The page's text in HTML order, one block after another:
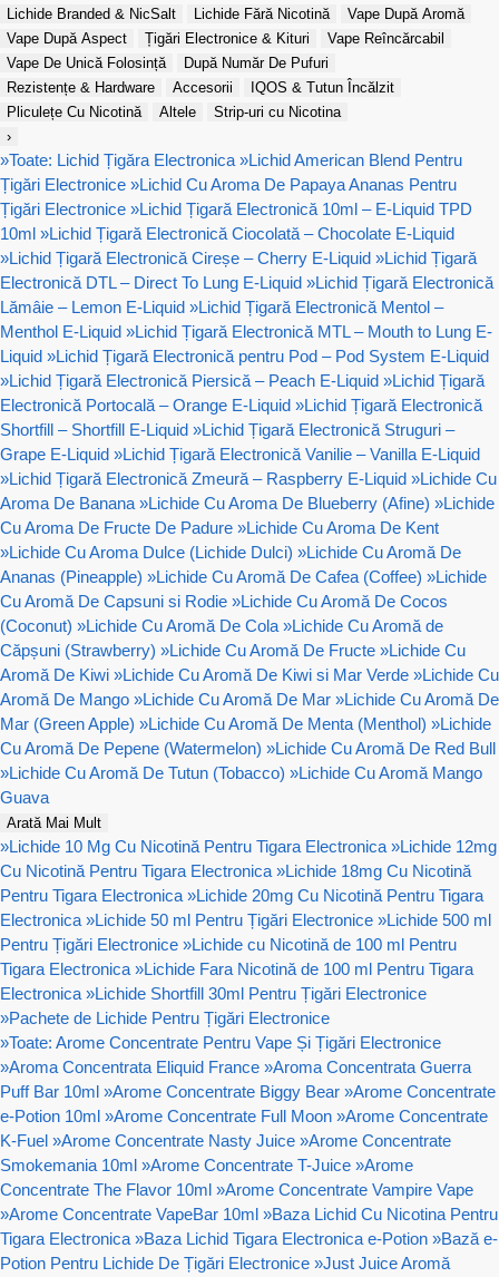
Lichide Branded & NicSalt
Lichide Fără Nicotină
Vape După Aromă
Vape După Aspect
Țigări Electronice & Kituri
Vape Reîncărcabil
Vape De Unică Folosință
După Număr De Pufuri
Rezistențe & Hardware
Accesorii
IQOS & Tutun Încălzit
Pliculețe Cu Nicotină
Altele
Strip-uri cu Nicotina
›
»Toate: Lichid Țigăra Electronica »Lichid American Blend Pentru
Țigări Electronice »Lichid Cu Aroma De Papaya Ananas Pentru
Țigări Electronice »Lichid Țigară Electronică 10ml – E-Liquid TPD
10ml »Lichid Țigară Electronică Ciocolată – Chocolate E-Liquid
»Lichid Țigară Electronică Cireșe – Cherry E-Liquid »Lichid Țigară
Electronică DTL – Direct To Lung E-Liquid »Lichid Țigară Electronică
Lămâie – Lemon E-Liquid »Lichid Țigară Electronică Mentol –
Menthol E-Liquid »Lichid Țigară Electronică MTL – Mouth to Lung E-
Liquid »Lichid Țigară Electronică pentru Pod – Pod System E-Liquid
»Lichid Țigară Electronică Piersică – Peach E-Liquid »Lichid Țigară
Electronică Portocală – Orange E-Liquid »Lichid Țigară Electronică
Shortfill – Shortfill E-Liquid »Lichid Țigară Electronică Struguri –
Grape E-Liquid »Lichid Țigară Electronică Vanilie – Vanilla E-Liquid
»Lichid Țigară Electronică Zmeură – Raspberry E-Liquid »Lichide Cu
Aroma De Banana »Lichide Cu Aroma De Blueberry (Afine) »Lichide
Cu Aroma De Fructe De Padure »Lichide Cu Aroma De Kent
»Lichide Cu Aroma Dulce (Lichide Dulci) »Lichide Cu Aromă De
Ananas (Pineapple) »Lichide Cu Aromă De Cafea (Coffee) »Lichide
Cu Aromă De Capsuni si Rodie »Lichide Cu Aromă De Cocos
(Coconut) »Lichide Cu Aromă De Cola »Lichide Cu Aromă de
Căpșuni (Strawberry) »Lichide Cu Aromă De Fructe »Lichide Cu
Aromă De Kiwi »Lichide Cu Aromă De Kiwi si Mar Verde »Lichide Cu
Aromă De Mango »Lichide Cu Aromă De Mar »Lichide Cu Aromă De
Mar (Green Apple) »Lichide Cu Aromă De Menta (Menthol) »Lichide
Cu Aromă De Pepene (Watermelon) »Lichide Cu Aromă De Red Bull
»Lichide Cu Aromă De Tutun (Tobacco) »Lichide Cu Aromă Mango
Guava
Arată Mai Mult
»Lichide 10 Mg Cu Nicotină Pentru Tigara Electronica »Lichide 12mg
Cu Nicotină Pentru Tigara Electronica »Lichide 18mg Cu Nicotină
Pentru Tigara Electronica »Lichide 20mg Cu Nicotină Pentru Tigara
Electronica »Lichide 50 ml Pentru Țigări Electronice »Lichide 500 ml
Pentru Țigări Electronice »Lichide cu Nicotină de 100 ml Pentru
Tigara Electronica »Lichide Fara Nicotină de 100 ml Pentru Tigara
Electronica »Lichide Shortfill 30ml Pentru Țigări Electronice
»Pachete de Lichide Pentru Țigări Electronice
»Toate: Arome Concentrate Pentru Vape Și Țigări Electronice
»Aroma Concentrata Eliquid France »Aroma Concentrata Guerra
Puff Bar 10ml »Arome Concentrate Biggy Bear »Arome Concentrate
e-Potion 10ml »Arome Concentrate Full Moon »Arome Concentrate
K-Fuel »Arome Concentrate Nasty Juice »Arome Concentrate
Smokemania 10ml »Arome Concentrate T-Juice »Arome
Concentrate The Flavor 10ml »Arome Concentrate Vampire Vape
»Arome Concentrate VapeBar 10ml »Baza Lichid Cu Nicotina Pentru
Tigara Electronica »Baza Lichid Tigara Electronica e-Potion »Bază e-
Potion Pentru Lichide De Țigări Electronice »Just Juice Aromă